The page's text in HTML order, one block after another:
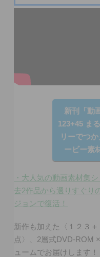
新刊「動
123+45 ま
リーでつ
ービー素
・大人気の動画素材集
去2作品から選りすぐり
ジョンで復活！
新作も加えた〈１２３
点〉、2層式DVD-ROM
ュームでお届けします